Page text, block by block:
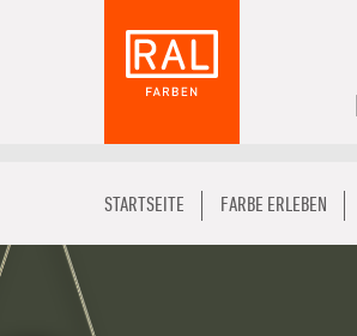
STARTSEITE FARBE ERLEBEN